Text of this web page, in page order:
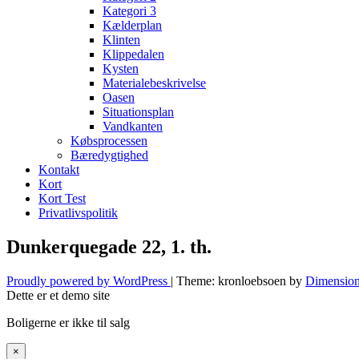
Kategori 3
Kælderplan
Klinten
Klippedalen
Kysten
Materialebeskrivelse
Oasen
Situationsplan
Vandkanten
Købsprocessen
Bæredygtighed
Kontakt
Kort
Kort Test
Privatlivspolitik
Dunkerquegade 22, 1. th.
Proudly powered by WordPress | Theme: kronloebsoen by
Dette er et demo site
Boligerne er ikke til salg
×